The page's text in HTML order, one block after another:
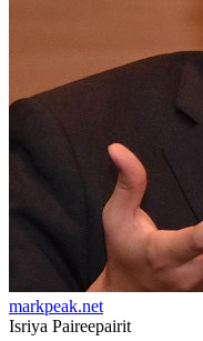
markpeak.net
Isriya Paireepairit